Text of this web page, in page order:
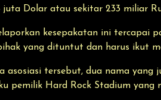
juta Dolar atau sekitar 233 miliar
kesepakatan ini tercapai
yang dituntut dan harus ikut
asosiasi tersebut, dua nama
pemilik Hard Rock Stadium yang